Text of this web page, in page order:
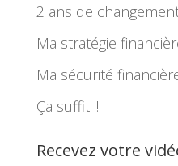
2 ans de
Ma stratégie
Ma sécurité
Ça suffit !!
Recevez votre